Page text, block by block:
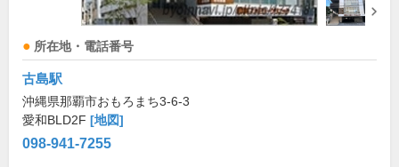
所在地・電話番号
古島駅
沖縄県那覇市おもろまち3-6-3
愛和BLD2F [地図]
098-941-7255